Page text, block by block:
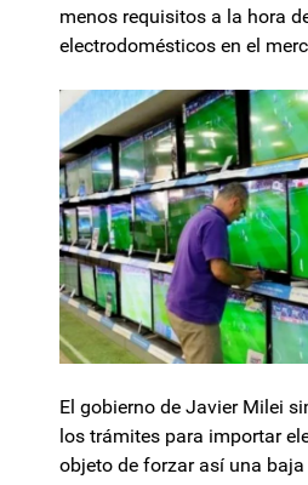
menos requisitos a la hora
electrodomésticos en el
El gobierno de Javier Milei
los trámites para importar
objeto de forzar así una